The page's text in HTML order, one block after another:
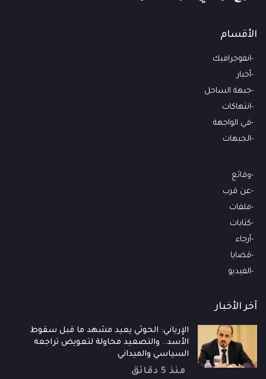
الأقسام
انفوجرافيك
أخبار
جبهة الساحل
انتهاكات
في الواجهة
الجبهات
وقائع
عن قرب
ملفات
كتابات
أرجاء
قضايا
الفيديو
آخر الأخبار
الإرياني: الحوثي يعيد مشهد ما قبل سقوط
الأسد.. والتصعيد محاولة لتعويض تراجعه
السياسي والميداني
منذ 5 دقائق